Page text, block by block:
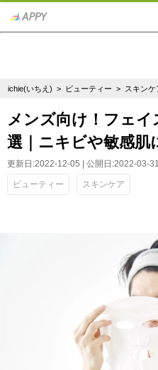
ichie(いちえ) > ビューティー > スキンケ
メンズ向け！フェ
選｜ニキビや敏感肌
更新日:2022-12-05 | 公開日:2022-03-31
ビューティー スキンケア